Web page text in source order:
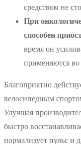
средством не
При
способен
время он
применяются во
Благоприятно
велосипедным
Улучшая
быстро
нормализует пульс и